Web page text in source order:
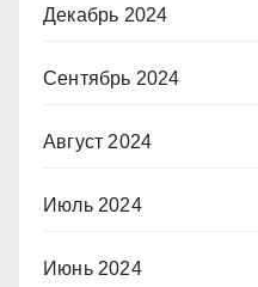
Декабрь 2024
Сентябрь 2024
Август 2024
Июль 2024
Июнь 2024